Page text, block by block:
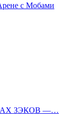
с Мобами
ЗЭКОВ —…